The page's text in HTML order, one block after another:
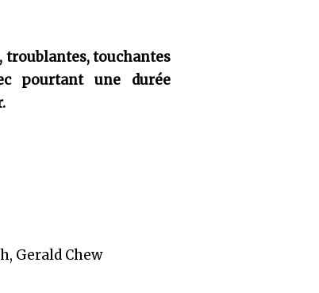
troublantes, touchantes
pourtant une durée
Gerald Chew